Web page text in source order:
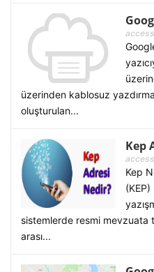
üzerinden kablosuz
oluşturulan...
Kep
Kep
sistemlerde resmi mevzuata
arası...